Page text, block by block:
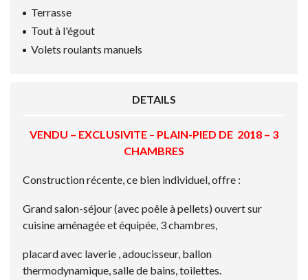
Terrasse
Tout à l'égout
Volets roulants manuels
DETAILS
VENDU – EXCLUSIVITE – PLAIN-PIED DE 2018 – 3
CHAMBRES
Construction récente, ce bien individuel, offre :
Grand salon-séjour (avec poêle à pellets) ouvert sur
cuisine aménagée et équipée, 3 chambres,
placard avec laverie , adoucisseur, ballon
thermodynamique, salle de bains, toilettes.